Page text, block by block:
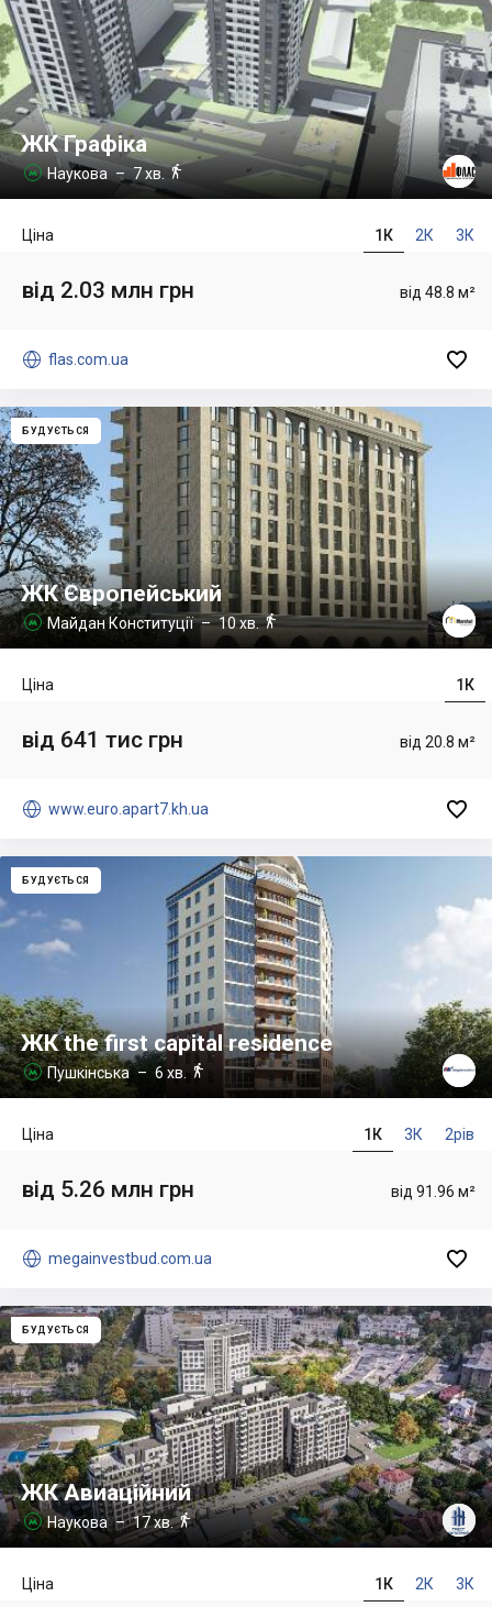
ЖК Графіка
 Наукова – 7 хв.
1К 2К 3К
Ціна
від 48.8 м²
від 2.03 млн грн
 flas.com.ua 
БУДУЄТЬСЯ
ЖК Європейський
 Майдан Конституції– 10 хв.
1К
Ціна
від 20.8 м²
від 641 тис грн
 www.euro.apart7.kh.ua 
БУДУЄТЬСЯ
ЖК the first capital residence
 Пушкінська– 6 хв. 
1К 3К 2рів
Ціна
від 91.96 м²
від 5.26 млн грн
 megainvestbud.com.ua 
БУДУЄТЬСЯ
ЖК Авиаційний
 Наукова– 17 хв.
1К 2К 3К
Ціна